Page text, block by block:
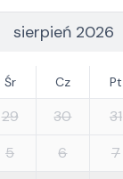
sierpień 2026
Śr Cz Pt
29 30 31
5 6 7